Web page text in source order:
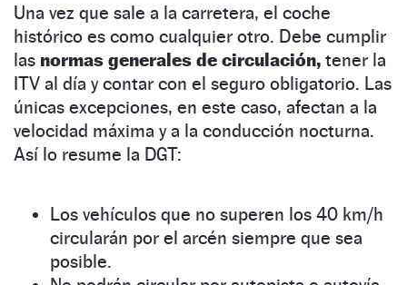
Una vez que sale a la carretera, el coche
histórico es como cualquier otro. Debe cumplir
las normas generales de circulación, tener la
ITV al día y contar con el seguro obligatorio. Las
únicas excepciones, en este caso, afectan a la
velocidad máxima y a la conducción nocturna.
Así lo resume la DGT:
Los vehículos que no superen los 40 km/h
circularán por el arcén siempre que sea
posible.